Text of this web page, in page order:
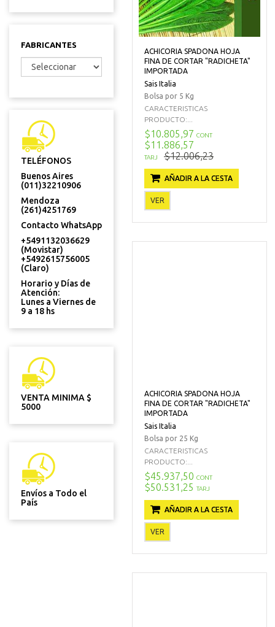
FABRICANTES
TELÉFONOS
Buenos Aires
(011)32210906
Mendoza
(261)4251769
Contacto WhatsApp
+5491132036629
(Movistar)
+5492615756005
(Claro)
Horario y Días de
Atención:
Lunes a Viernes de
9 a 18 hs
VENTA MINIMA $
5000
Envíos a Todo el
País
ACHICORIA SPADONA HOJA
FINA DE CORTAR "RADICHETA"
IMPORTADA
Sais Italia
Bolsa por 5 Kg
CARACTERISTICAS
PRODUCTO:...
$10.805,97 CONT
$11.886,57
TARJ $12.006,23
AÑADIR A LA CESTA
VER
ACHICORIA SPADONA HOJA
FINA DE CORTAR "RADICHETA"
IMPORTADA
Sais Italia
Bolsa por 25 Kg
CARACTERISTICAS
PRODUCTO:...
$45.937,50 CONT
$50.531,25 TARJ
AÑADIR A LA CESTA
VER